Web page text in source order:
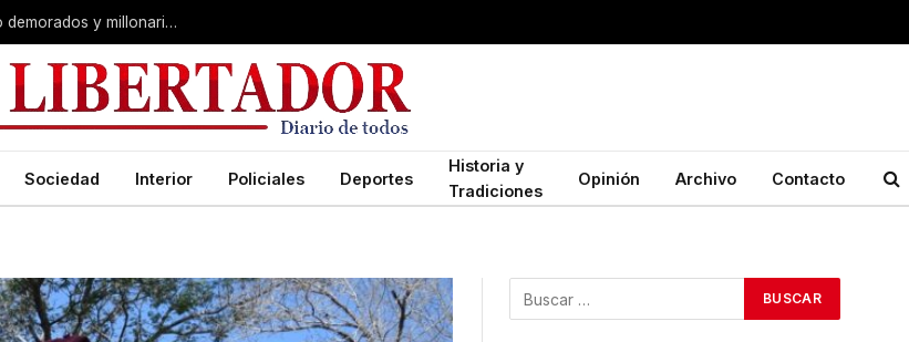
Desarticulan “kiosco” narco en Santa Rosa: cuatro demorados y millonario secuestro de tecnología
Sociedad Interior Policiales Deportes
Historia y
Tradiciones
Opinión Archivo Contacto